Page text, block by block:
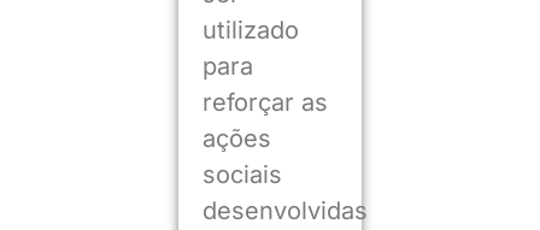
utilizado
para
reforçar as
ações
sociais
desenvolvidas